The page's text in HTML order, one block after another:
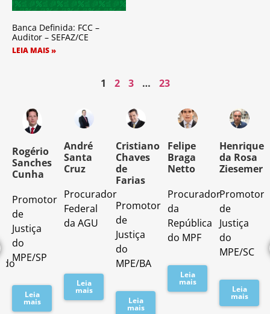
Banca Definida: FCC –
Auditor – SEFAZ/CE
LEIA MAIS »
1 2 3 … 23
Rogério
Sanches
Cunha
Promotor
de
Justiça
do
MPE/SP
Leia
mais
André
Santa
Cruz
Procurador
Federal
da AGU
Leia
mais
Cristiano
Chaves
de
Farias
Promotor
de
Justiça
do
MPE/BA
Leia
mais
Felipe
Braga
Netto
Procurador
da
República
do MPF
Leia
mais
Henrique
da Rosa
Ziesemer
Promotor
de
Justiça
do
MPE/SC
Leia
mais